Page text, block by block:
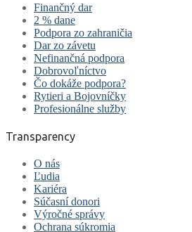
Finančný dar
2 % dane
Podpora zo zahraničia
Dar zo závetu
Nefinančná podpora
Dobrovoľníctvo
Čo dokáže podpora?
Rytieri a Bojovníčky
Profesionálne služby
Transparency
O nás
Ľudia
Kariéra
Súčasní donori
Výročné správy
Ochrana súkromia